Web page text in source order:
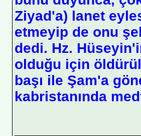
Ziyad'a) lanet
etmeyip de onu
dedi. Hz.
olduğu için
başı ile Şam'a
kabristanında